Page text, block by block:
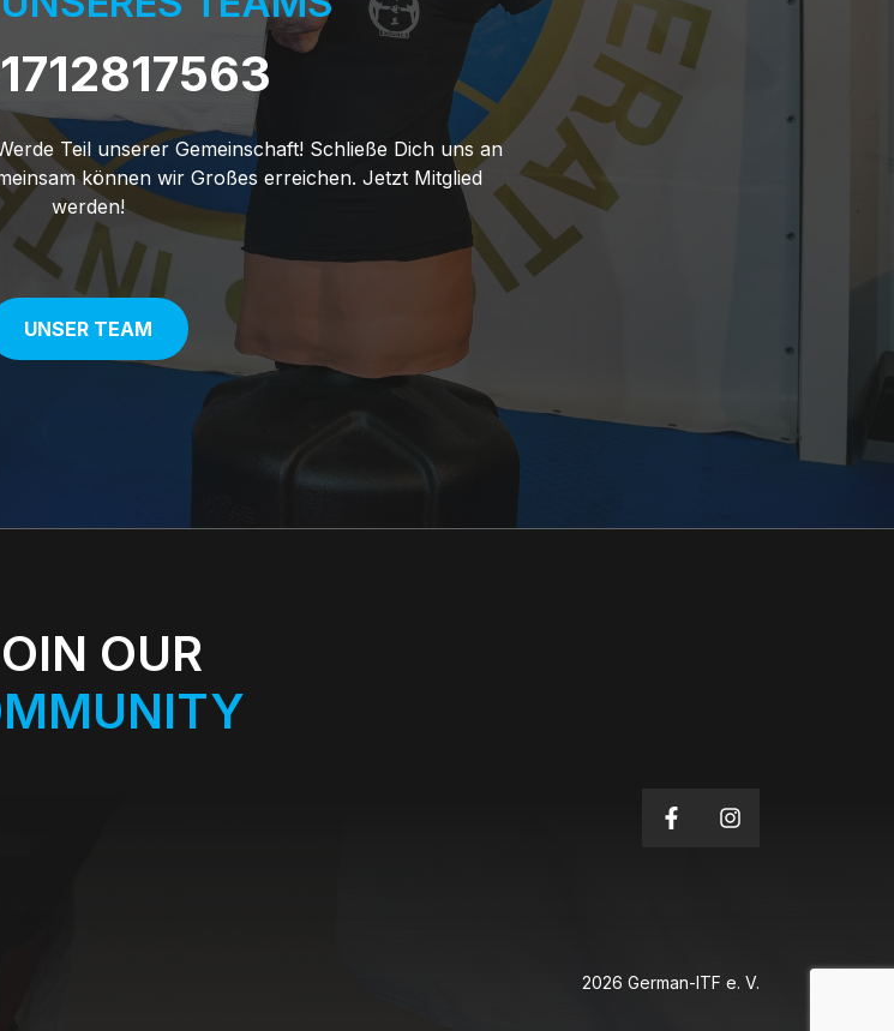
Teil unserer Gemeinschaft! Schließe Dich uns an
können wir Großes erreichen. Jetzt Mitglied
werden!
UNSER TEAM
OUR
2026 German-ITF e. V.